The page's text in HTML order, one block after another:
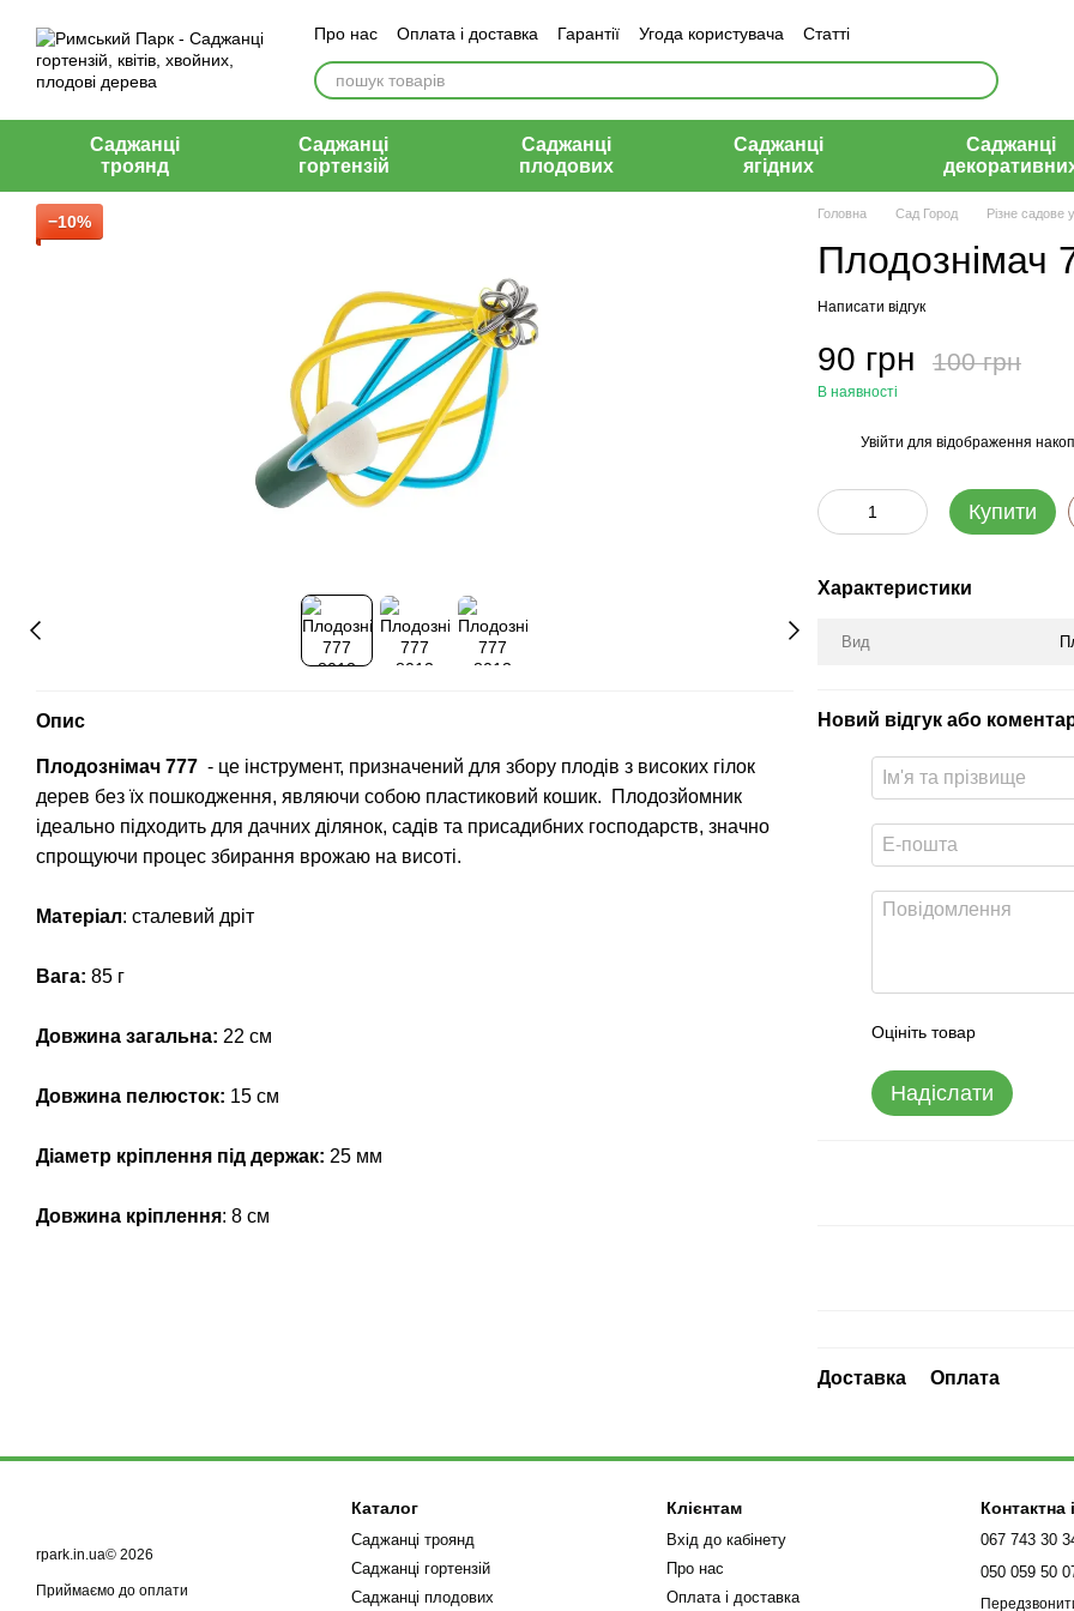
Про нас Оплата і доставка Гарантії Угода користувача
Статті
Відгуки
Контакти
Саджанці
троянд
Саджанці
гортензій
Саджанці
плодових
Саджанці
ягідних
Саджанці
−10%
Опис
Плодознімач 777 - це інструмент, призначений для збору плодів з високих гілок
дерев без їх пошкодження, являючи собою пластиковий кошик. Плодозйомник
ідеально підходить для дачних ділянок, садів та присадибних господарств, значно
спрощуючи процес збирання врожаю на висоті.
Матеріал: сталевий дріт
Вага: 85 г
Довжина загальна: 22 см
Довжина пелюсток: 15 см
Діаметр кріплення під держак: 25 мм
Довжина кріплення: 8 см
Головна Сад Город Різне садове
Плодознімач
Написати відгук
90 грн 100 грн
В наявності
Увійти для відображення
Купити
Характеристики
Вид
Новий відгук або
Оцініть товар
Надіслати
Доставка Оплата
rpark.in.ua© 2026
Приймаємо до оплати
Каталог
Саджанці троянд
Саджанці гортензій
Саджанці плодових
Клієнтам
Вхід до кабінету
Про нас
Оплата і доставка
Контактна
067 743 30
050 059 50